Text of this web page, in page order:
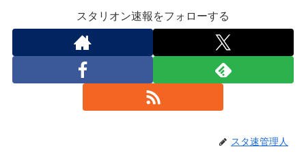
スタリオン速報をフォローする
スタ速管理人